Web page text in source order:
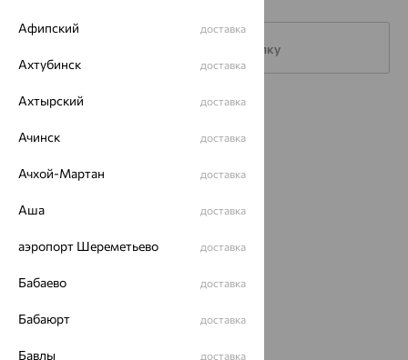
Подписаться на рассылку
Каталог
Акции
Доставка
Покупателям
О нас
Магазины и доставка г. Липецк
еще 3
Афипский доставка
Ахтубинск доставка
Ахтырский доставка
Ачинск доставка
Ачхой-Мартан доставка
Аша доставка
аэропорт Шереметьево доставка
Бабаево доставка
Бабаюрт доставка
Бавлы доставка